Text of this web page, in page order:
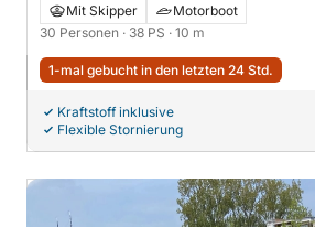
Mit Skipper
Motorboot
30 Personen · 38 PS · 10 m
1-mal gebucht in den letzten 24 Std.
Kraftstoff inklusive
Flexible Stornierung